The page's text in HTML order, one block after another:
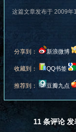
这篇文章发布于 2009
分享到： 新浪微博
收藏到： QQ书签
推荐到： 豆瓣九点
11 条评论